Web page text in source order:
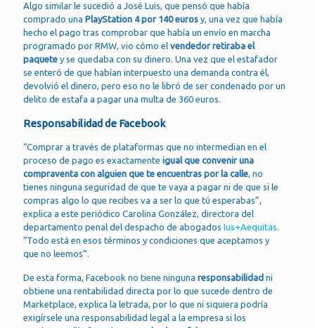
Algo similar le sucedió a José Luis, que pensó que había
comprado una PlayStation 4 por 140 euros y, una vez que había
hecho el pago tras comprobar que había un envío en marcha
programado por RMW, vio cómo el vendedor retiraba el
paquete y se quedaba con su dinero. Una vez que el estafador
se enteró de que habían interpuesto una demanda contra él,
devolvió el dinero, pero eso no le libró de ser condenado por un
delito de estafa a pagar una multa de 360 euros.
Responsabilidad de Facebook
“Comprar a través de plataformas que no intermedian en el
proceso de pago es exactamente igual que convenir una
compraventa con alguien que te encuentras por la calle, no
tienes ninguna seguridad de que te vaya a pagar ni de que si le
compras algo lo que recibes va a ser lo que tú esperabas”,
explica a este periódico Carolina González, directora del
departamento penal del despacho de abogados Ius+Aequitas.
“Todo está en esos términos y condiciones que aceptamos y
que no leemos”.
De esta forma, Facebook no tiene ninguna responsabilidad ni
obtiene una rentabilidad directa por lo que sucede dentro de
Marketplace, explica la letrada, por lo que ni siquiera podría
exigírsele una responsabilidad legal a la empresa si los